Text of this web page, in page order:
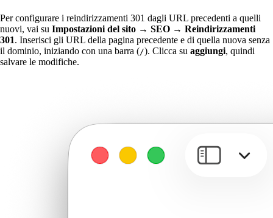
Per configurare i reindirizzamenti 301 dagli URL precedenti a quelli
nuovi, vai su Impostazioni del sito → SEO → Reindirizzamenti
301. Inserisci gli URL della pagina precedente e di quella nuova senza
il dominio, iniziando con una barra (/). Clicca su aggiungi, quindi
salvare le modifiche.